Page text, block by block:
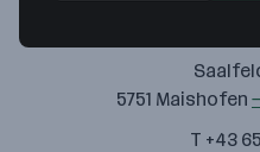
5751 Maishofen
T +43